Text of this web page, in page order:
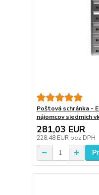
Poštová schránka -
nájomcov siedmich
281,03 EUR
228,48 EUR bez DPH